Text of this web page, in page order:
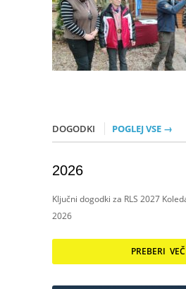
DOGODKI POGLEJ VSE →
2026
Ključni dogodki za RLS 2027
2026
PREBERI VEČ